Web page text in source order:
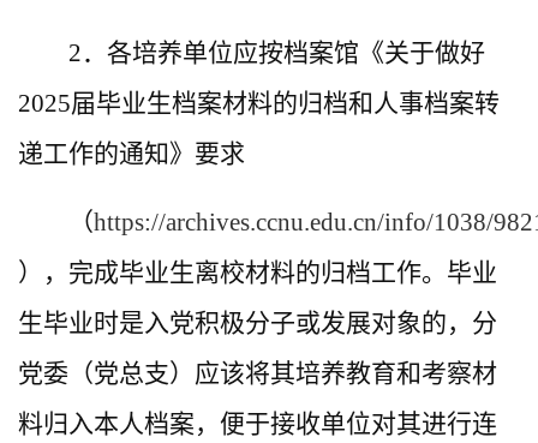
2．各培养单位应按档案馆《关于做好
2025届毕业生档案材料的归档和人事档案转
递工作的通知》要求
（https://archives.ccnu.edu.cn/info/1038/
），完成毕业生离校材料的归档工作。毕业
生毕业时是入党积极分子或发展对象的，分
党委（党总支）应该将其培养教育和考察材
料归入本人档案，便于接收单位对其进行连